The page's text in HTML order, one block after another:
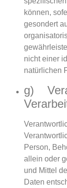
können,
gesondert
nicht einer
natürlichen
g)
Person,
allein oder
und Mittel
Daten